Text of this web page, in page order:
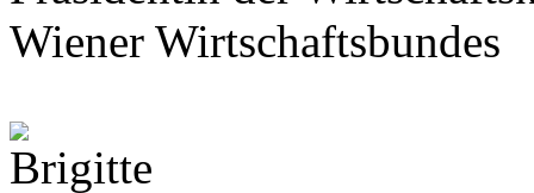
Wiener Wirtschaftsbundes